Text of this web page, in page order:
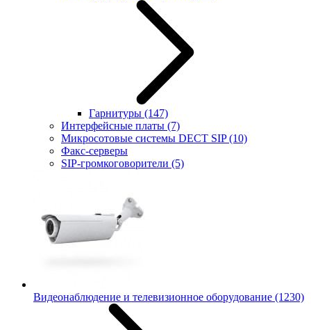
Гарнитуры (147)
Интерфейсные платы (7)
Микросотовые системы DECT SIP(10)
Факс-серверы
SIP-громкоговорители (5)
Видеонаблюдение и телевизионное оборудование (1230)